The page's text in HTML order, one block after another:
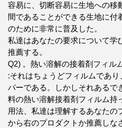
容易に、切断容易に生地への移
間であることができる生地に付
のために非常に普及した。
私達はあなたの要求について学
推薦する。
Q2) 。熱い溶解の接着剤フィル
:それはちょうどフィルムであ
パーである。しかしそれあるで
料の熱い溶解接着剤フィルム持
用法、私達は理解するあなたの
から右のプロダクトか推薦しな